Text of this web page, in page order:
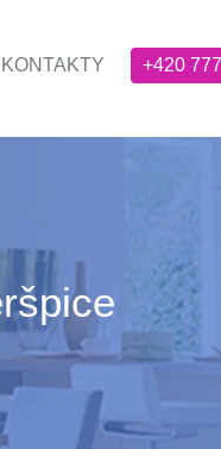
KONTAKTY +420